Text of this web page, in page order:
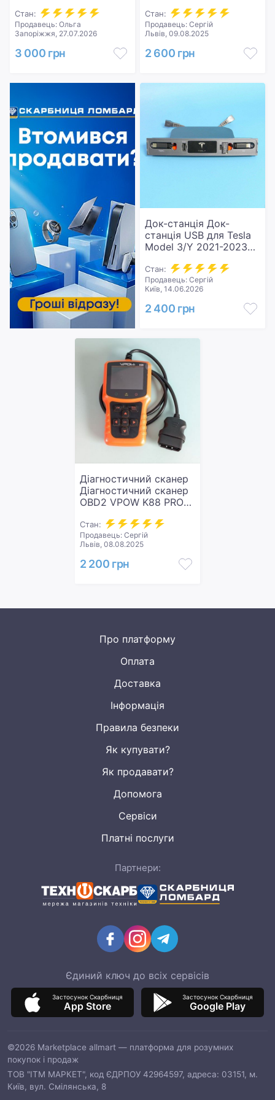
* Особливі можливості надувного матраца, легко
чиститься, швидко надувається. Вага товару 3,6
Кілограма.
《Відправляю новою поштою в день замовлення
#5(555r)
Стан:
Продавець: Ольга
Запоріжжя, 27.07.2026
3 000 грн
C30-10M. НОВИЙ.
Стан:
Продавець: Сергій
Львів, 09.08.2025
2 600 грн
Док-станція Док-
станція USB для Tesla
Model 3/Y 2021-2023
Стан:
Продавець: Сергій
Київ, 14.06.2026
2 400 грн
Діагностичний сканер
Діагностичний сканер
OBD2 VPOW K88 PRO
OBDII (K88) Новий.
Стан:
Продавець: Сергій
Львів, 08.08.2025
2 200 грн
Про платформу
Оплата
Доставка
Інформація
Правила безпеки
Як купувати?
Як продавати?
Допомога
Сервіси
Платні послуги
Партнери:
Єдиний ключ до всіх сервісів
Застосунок Скарбниця
App Store
Застосунок Скарбниця
Google Play
©2026 Marketplace allmart — платформа для розумних
покупок і продаж
ТОВ "ІТМ МАРКЕТ", код ЄДРПОУ 42964597, адреса: 03151, м.
Київ, вул. Смілянська, 8